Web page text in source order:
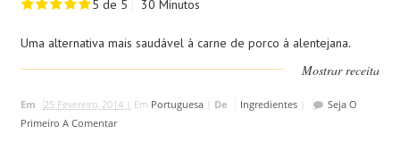
5 de 5 30 Minutos
Uma alternativa mais saudável à carne de porco à alentejana.
Mostrar receita
Em 25 Fevereiro, 2014 | Em Portuguesa| De Ingredientes|
Seja O
Primeiro A Comentar